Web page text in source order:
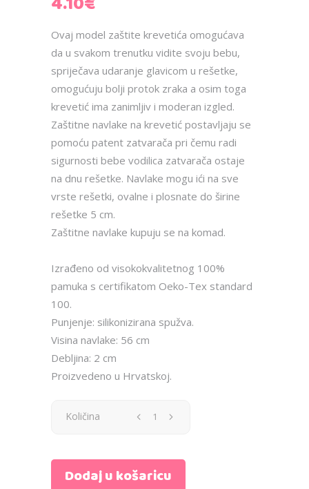
Ovaj model zaštite krevetića omogućava
da u svakom trenutku vidite svoju bebu,
spriječava udaranje glavicom u rešetke,
omogućuju bolji protok zraka a osim toga
krevetić ima zanimljiv i moderan izgled.
Zaštitne navlake na krevetić postavljaju se
pomoću patent zatvarača pri čemu radi
sigurnosti bebe vodilica zatvarača ostaje
na dnu rešetke. Navlake mogu ići na sve
vrste rešetki, ovalne i plosnate do širine
rešetke 5 cm.
Zaštitne navlake kupuju se na komad.
Izrađeno od visokokvalitetnog 100%
pamuka s certifikatom Oeko-Tex standard
100.
Punjenje: silikonizirana spužva.
Visina navlake: 56 cm
Debljina: 2 cm
Proizvedeno u Hrvatskoj.
Zaštitna
za
Količina
Dodaj u košaricu